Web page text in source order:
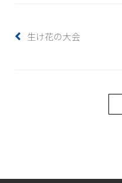
生け花の大会